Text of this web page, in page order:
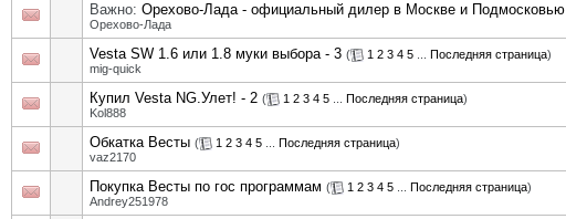
Важно: Орехово-Лада - официальный дилер в Москве и Подмосковью
Орехово-Лада
Vesta SW 1.6 или 1.8 муки выбора - 3 ( 1 2 3 4 5 Последняя страница)
mig-quick
Купил Vesta NG.Улет! - 2 ( 1 2 3 4 5 Последняя страница)
Kol888
Обкатка Весты ( 1 2 3 4 5 Последняя страница)
vaz2170
Покупка Весты по гос программам ( 1 2 3 4 5 Последняя страница)
Andrey251978